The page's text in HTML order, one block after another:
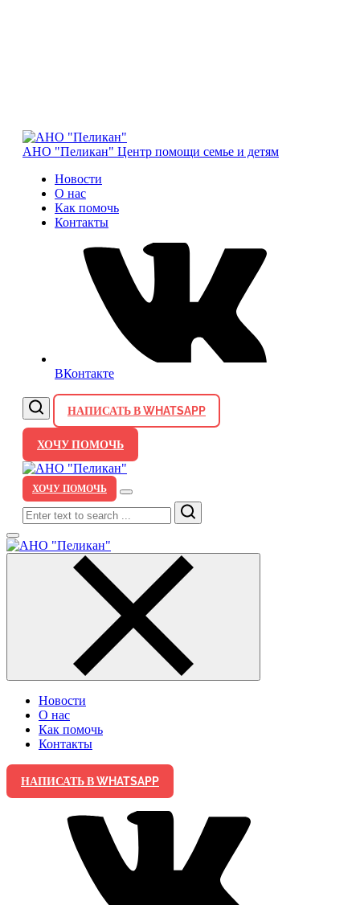
АНО "Пеликан" Центр помощи семье и детям
Новости
О нас
Как помочь
Контакты
ВКонтакте
НАПИСАТЬ В WHATSAPP
ХОЧУ ПОМОЧЬ
ХОЧУ ПОМОЧЬ
Search
Новости
О нас
Как помочь
Контакты
НАПИСАТЬ В WHATSAPP